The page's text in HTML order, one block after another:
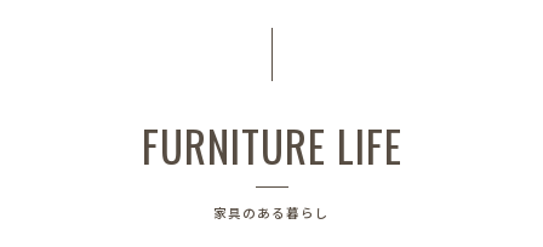
FURNITURE LIFE
家具のある暮らし